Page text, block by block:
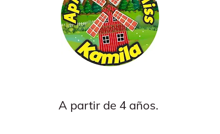
A partir de 4 años.